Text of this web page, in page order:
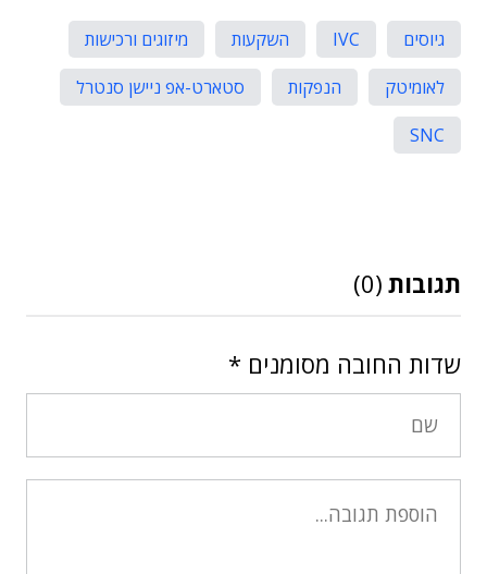
גיוסים IVC השקעות
מיזוגים ורכישות
לאומיטק
הנפקות
סטארט-אפ ניישן סנטרל
SNC
תגובות (0)
שדות החובה מסומנים *